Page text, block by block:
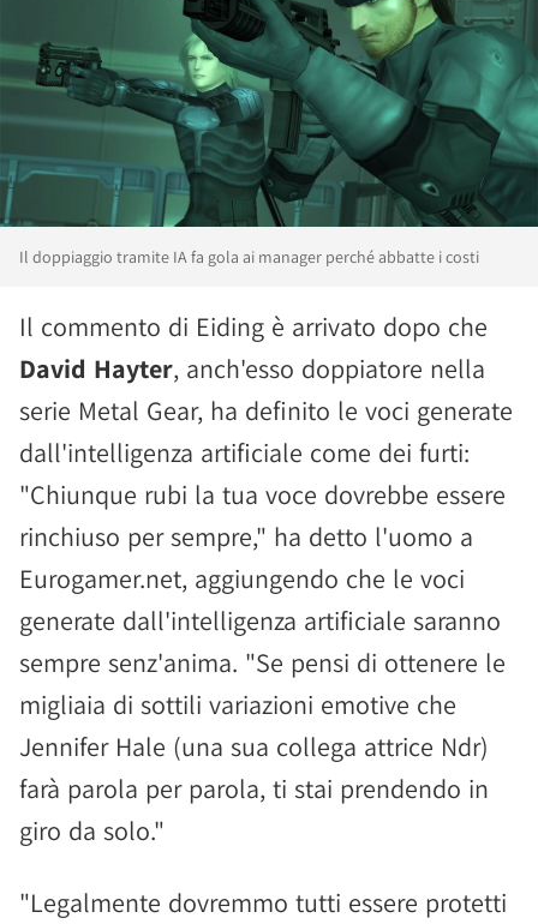
Il doppiaggio tramite IA fa gola ai manager perché abbatte i costi
Il commento di Eiding è arrivato dopo che
David Hayter, anch'esso doppiatore nella
serie Metal Gear, ha definito le voci generate
dall'intelligenza artificiale come dei furti:
"Chiunque rubi la tua voce dovrebbe essere
rinchiuso per sempre," ha detto l'uomo a
Eurogamer.net, aggiungendo che le voci
generate dall'intelligenza artificiale saranno
sempre senz'anima. "Se pensi di ottenere le
migliaia di sottili variazioni emotive che
Jennifer Hale (una sua collega attrice Ndr)
farà parola per parola, ti stai prendendo in
giro da solo."
"Legalmente dovremmo tutti essere protetti